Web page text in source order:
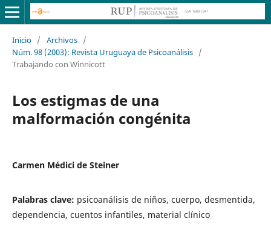
Inicio / Archivos /
Núm. 98 (2003): Revista Uruguaya de Psicoanálisis /
Trabajando con Winnicott
Los estigmas de una
malformación congénita
Carmen Médici de Steiner
Palabras clave: psicoanálisis de niños, cuerpo, desmentida,
dependencia, cuentos infantiles, material clínico